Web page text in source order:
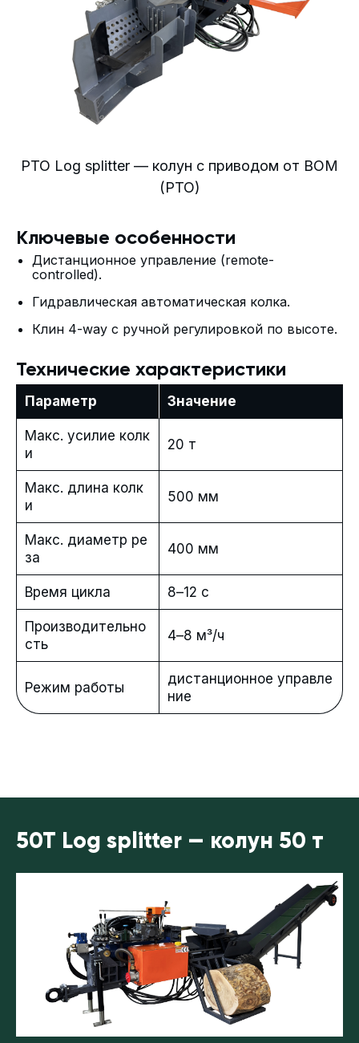
PTO Log splitter — колун с приводом от ВОМ
(PTO)
Ключевые особенности
Дистанционное управление (remote-
controlled).
Гидравлическая автоматическая колка.
Клин 4-way с ручной регулировкой по высоте.
Технические характеристики
Параметр Значение
Макс. усилие колк
и
20 т
Макс. длина колк
и
500 мм
Макс. диаметр ре
за
400 мм
Время цикла 8–12 с
Производительно
сть
4–8 м³/ч
Режим работы
дистанционное управле
ние
50T Log splitter — колун 50 т